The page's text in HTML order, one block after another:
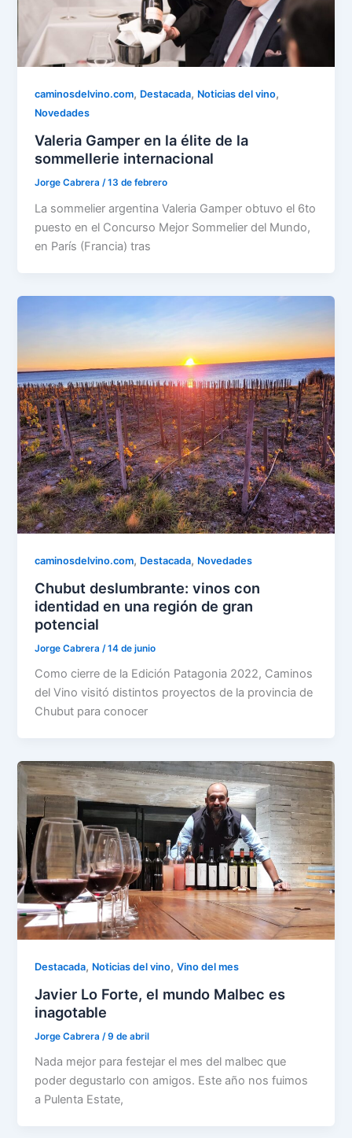
caminosdelvino.com, Destacada, Noticias del vino,
Novedades
Valeria Gamper en la élite de la
sommellerie internacional
Jorge Cabrera/13 de febrero
La sommelier argentina Valeria Gamper obtuvo el 6to
puesto en el Concurso Mejor Sommelier del Mundo,
en París (Francia) tras
caminosdelvino.com, Destacada, Novedades
Chubut deslumbrante: vinos con
identidad en una región de gran
potencial
Jorge Cabrera /14 de junio
Como cierre de la Edición Patagonia 2022, Caminos
del Vino visitó distintos proyectos de la provincia de
Chubut para conocer
Destacada, Noticias del vino,Vino del mes
Javier Lo Forte, el mundo Malbec es
inagotable
Jorge Cabrera /9 de abril
Nada mejor para festejar el mes del malbec que
poder degustarlo con amigos. Este año nos fuimos
a Pulenta Estate,